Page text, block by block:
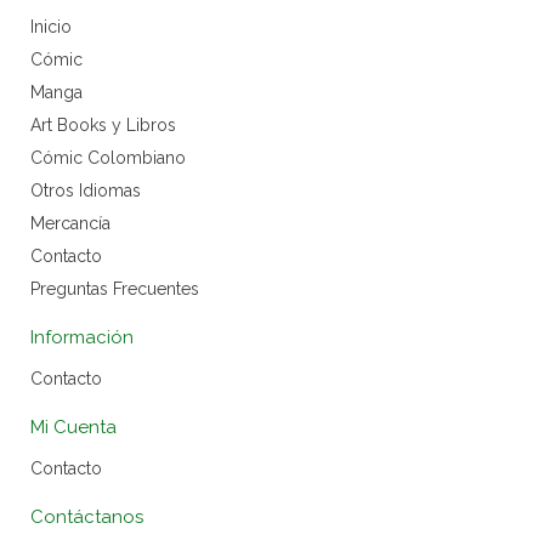
Inicio
Cómic
Manga
Art Books y Libros
Cómic Colombiano
Otros Idiomas
Mercancía
Contacto
Preguntas Frecuentes
Información
Contacto
Mi Cuenta
Contacto
Contáctanos